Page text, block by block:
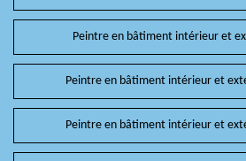
Peintre en bâtiment intérieur et
Peintre en bâtiment intérieur et
Peintre en bâtiment intérieur et